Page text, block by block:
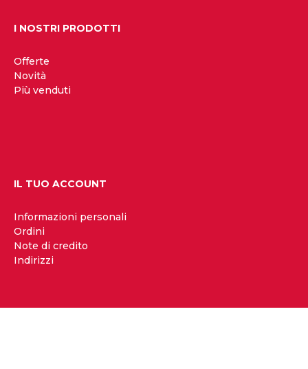
I NOSTRI PRODOTTI
Offerte
Novità
Più venduti
IL TUO ACCOUNT
Informazioni personali
Ordini
Note di credito
Indirizzi